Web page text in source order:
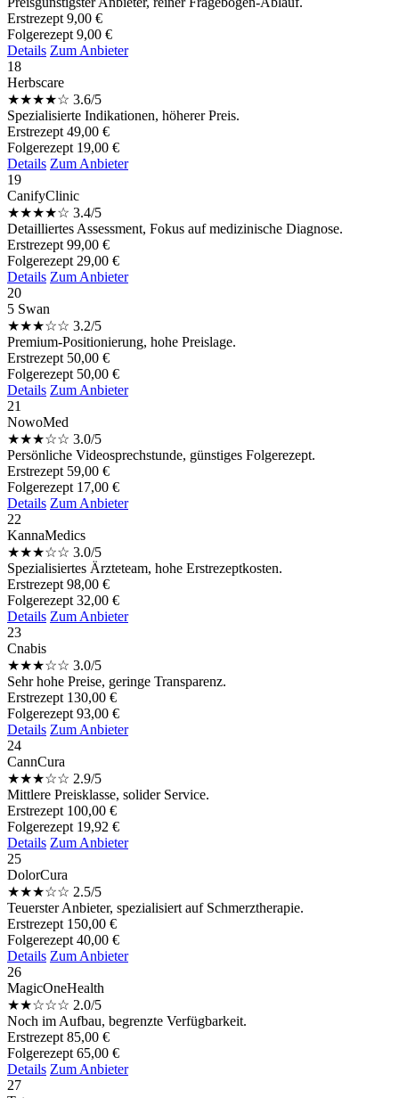
Erstrezept 9,00 €
Folgerezept 9,00 €
Details Zum Anbieter
18
Herbscare
★★★★☆ 3.6/5
Spezialisierte Indikationen, höherer Preis.
Erstrezept 49,00 €
Folgerezept 19,00 €
Details Zum Anbieter
19
CanifyClinic
★★★★☆ 3.4/5
Detailliertes Assessment, Fokus auf medizinische Diagnose.
Erstrezept 99,00 €
Folgerezept 29,00 €
Details Zum Anbieter
20
5 Swan
★★★☆☆ 3.2/5
Premium-Positionierung, hohe Preislage.
Erstrezept 50,00 €
Folgerezept 50,00 €
Details Zum Anbieter
21
NowoMed
★★★☆☆ 3.0/5
Persönliche Videosprechstunde, günstiges Folgerezept.
Erstrezept 59,00 €
Folgerezept 17,00 €
Details Zum Anbieter
22
KannaMedics
★★★☆☆ 3.0/5
Spezialisiertes Ärzteteam, hohe Erstrezeptkosten.
Erstrezept 98,00 €
Folgerezept 32,00 €
Details Zum Anbieter
23
Cnabis
★★★☆☆ 3.0/5
Sehr hohe Preise, geringe Transparenz.
Erstrezept 130,00 €
Folgerezept 93,00 €
Details Zum Anbieter
24
CannCura
★★★☆☆ 2.9/5
Mittlere Preisklasse, solider Service.
Erstrezept 100,00 €
Folgerezept 19,92 €
Details Zum Anbieter
25
DolorCura
★★★☆☆ 2.5/5
Teuerster Anbieter, spezialisiert auf Schmerztherapie.
Erstrezept 150,00 €
Folgerezept 40,00 €
Details Zum Anbieter
26
MagicOneHealth
★★☆☆☆ 2.0/5
Noch im Aufbau, begrenzte Verfügbarkeit.
Erstrezept 85,00 €
Folgerezept 65,00 €
Details Zum Anbieter
27